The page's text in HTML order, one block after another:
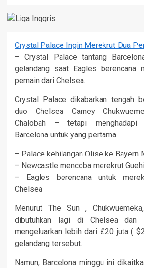
Crystal Palace Ingin Merekrut Dua
– Crystal Palace tantang
gelandang saat Eagles berencana
pemain dari Chelsea.
Crystal Palace dikabarkan tengah
duo Chelsea Carney
Chalobah – tetapi menghadapi
Barcelona untuk yang pertama.
– Palace kehilangan Olise ke Bayern
– Newcastle mencoba merekrut Guehi
– Eagles berencana untuk
Chelsea
Menurut The Sun ,
dibutuhkan lagi di Chelsea dan
mengeluarkan lebih dari £20 juta (
gelandang tersebut.
Namun, Barcelona minggu ini